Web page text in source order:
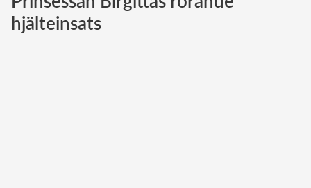
hjälteinsats